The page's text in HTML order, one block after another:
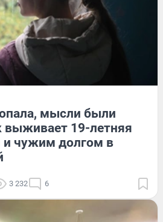
мысли были
выживает 19-летняя
и чужим долгом в
3 232 6